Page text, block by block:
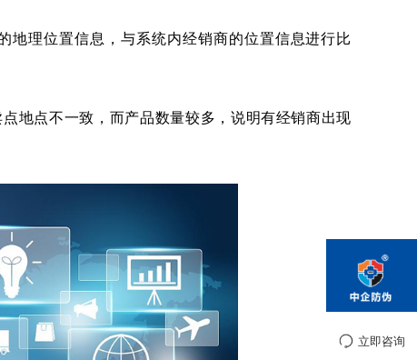
地理位置信息，与系统内经销商的位置信息进行比
地点不一致，而产品数量较多，说明有经销商出现
立即咨询